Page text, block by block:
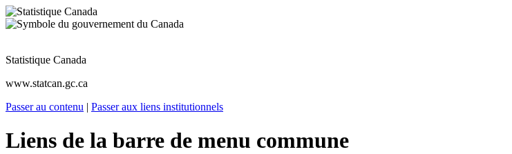
Statistique Canada
www.statcan.gc.ca
Passer au contenu | Passer aux liens institutionnels
Liens de la barre de menu commune